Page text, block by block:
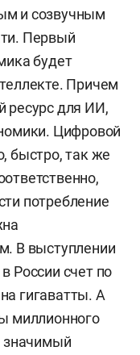
и созвучным
Первый
будет
Причем
ресурс для ИИ,
Цифровой
быстро, так же
потребление
В выступлении
России счет по
гигаватты. А
миллионного
значимый